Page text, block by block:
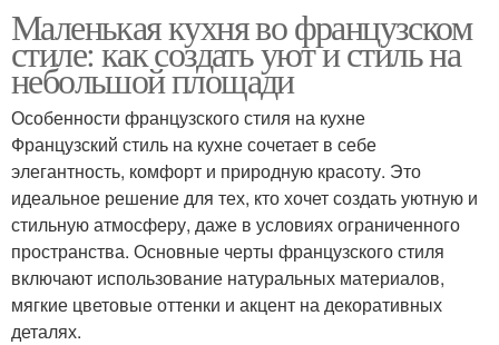
Маленькая кухня во французском
стиле: как создать уют и стиль на
небольшой площади
Особенности французского стиля на кухне
Французский стиль на кухне сочетает в себе
элегантность, комфорт и природную красоту. Это
идеальное решение для тех, кто хочет создать уютную и
стильную атмосферу, даже в условиях ограниченного
пространства. Основные черты французского стиля
включают использование натуральных материалов,
мягкие цветовые оттенки и акцент на декоративных
деталях.